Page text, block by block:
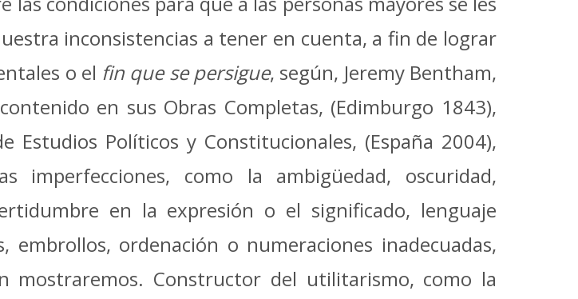
inconsistencias a tener en cuenta, a fin de lograr
o el fin que se persigue, según, Jeremy Bentham,
en sus Obras Completas, (Edimburgo 1843),
Estudios Políticos y Constitucionales, (España 2004),
como la ambigüedad, oscuridad,
en la expresión o el significado, lenguaje
embrollos, ordenación o numeraciones inadecuadas,
mostraremos. Constructor del utilitarismo, como la